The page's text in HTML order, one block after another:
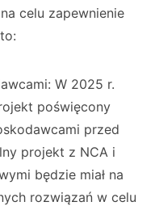
celu zapewnienie
W 2025 r.
poświęcony
przed
projekt z NCA i
będzie miał na
rozwiązań w celu